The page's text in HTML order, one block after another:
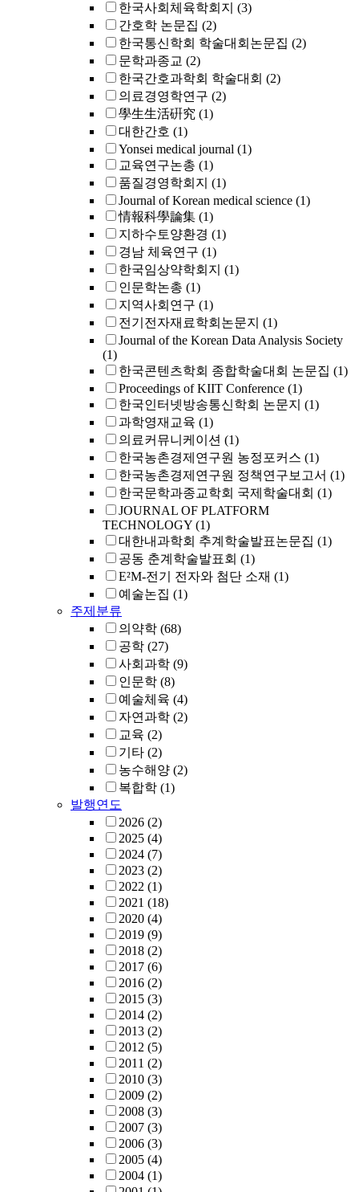
한국사회체육학회지 (3)
간호학 논문집 (2)
한국통신학회 학술대회논문집 (2)
문학과종교 (2)
한국간호과학회 학술대회 (2)
의료경영학연구 (2)
學生生活硏究 (1)
대한간호 (1)
Yonsei medical journal (1)
교육연구논총 (1)
품질경영학회지 (1)
Journal of Korean medical science (1)
情報科學論集 (1)
지하수토양환경 (1)
경남 체육연구 (1)
한국임상약학회지 (1)
인문학논총 (1)
지역사회연구 (1)
전기전자재료학회논문지 (1)
Journal of the Korean Data Analysis Society
(1)
한국콘텐츠학회 종합학술대회 논문집 (1)
Proceedings of KIIT Conference (1)
한국인터넷방송통신학회 논문지 (1)
과학영재교육 (1)
의료커뮤니케이션 (1)
한국농촌경제연구원 농정포커스 (1)
한국농촌경제연구원 정책연구보고서 (1)
한국문학과종교학회 국제학술대회 (1)
JOURNAL OF PLATFORM
TECHNOLOGY (1)
대한내과학회 추계학술발표논문집 (1)
공동 춘계학술발표회 (1)
E²M-전기 전자와 첨단 소재 (1)
예술논집 (1)
주제분류
의약학 (68)
공학 (27)
사회과학 (9)
인문학 (8)
예술체육 (4)
자연과학 (2)
교육 (2)
기타 (2)
농수해양 (2)
복합학 (1)
발행연도
2026 (2)
2025 (4)
2024 (7)
2023 (2)
2022 (1)
2021 (18)
2020 (4)
2019 (9)
2018 (2)
2017 (6)
2016 (2)
2015 (3)
2014 (2)
2013 (2)
2012 (5)
2011 (2)
2010 (3)
2009 (2)
2008 (3)
2007 (3)
2006 (3)
2005 (4)
2004 (1)